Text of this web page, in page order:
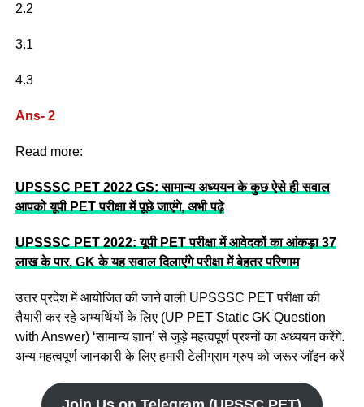
2.2
3.1
4.3
Ans- 2
Read more:
UPSSSC PET 2022 GS: सामान्य अध्ययन के कुछ ऐसे ही सवाल
आपको यूपी PET परीक्षा में पूछे जाएंगे, अभी पढ़े
UPSSSC PET 2022: यूपी PET परीक्षा में आवेदकों का आंकड़ा 37
लाख के पार, GK के यह सवाल दिलाएंगे परीक्षा में बेहतर परिणाम
उत्तर प्रदेश में आयोजित की जाने वाली UPSSSC PET परीक्षा की
तैयारी कर रहे अभ्यर्थियों के लिए (UP PET Static GK Question
with Answer) ‘सामान्य ज्ञान’ से जुड़े महत्वपूर्ण प्रश्नों का अध्ययन करेंगे.
अन्य महत्वपूर्ण जानकारी के लिए हमारी टेलीग्राम ग्रुप को जरूर जॉइन करें